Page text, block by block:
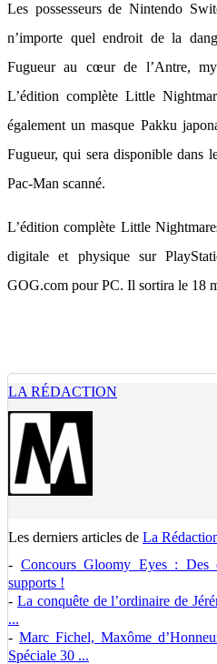
Les possesseurs de Nintendo
n’importe quel endroit de la
Fugueur au cœur de l’Antre,
L’édition complète Little
également un masque Pakku
Fugueur, qui sera disponible dans
Pac-Man scanné.
L’édition complète Little
digitale et physique sur
GOG.com pour PC. Il sortira le 18
LA RÉDACTION
Les derniers articles de La
- Concours Gloomy Eyes : Des
supports !
- La conquête de l’ordinaire de
...
-Marc Fichel, Maxôme
Spéciale 30 ...